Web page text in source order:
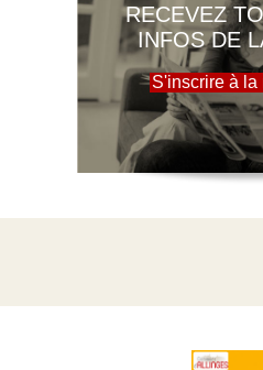
RECEVEZ
INFOS DE
S'inscrire à la